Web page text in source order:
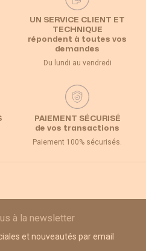
UN SERVICE CLIENT ET
TECHNIQUE
répondent à toutes vos
demandes
Du lundi au vendredi
PAIEMENT SÉCURISÉ
de vos transactions
Paiement 100% sécurisés.
à la newsletter
et nouveautés par email